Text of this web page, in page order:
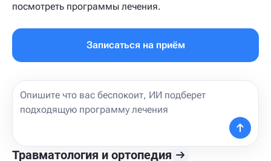
посмотреть программы лечения.
Записаться на приём
Травматология и ортопедия